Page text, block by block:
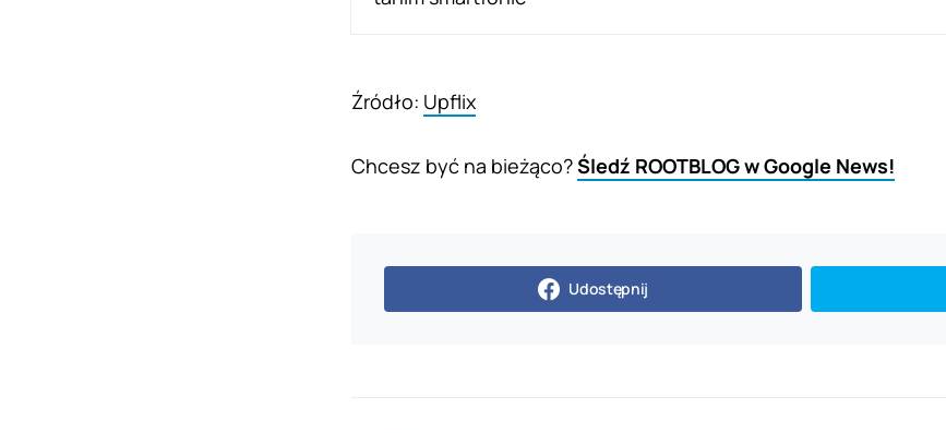
Źródło: Upflix
Chcesz być na bieżąco?Śledź ROOTBLOG w Google News!
Udostępnij